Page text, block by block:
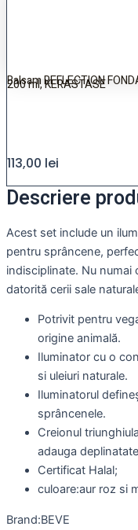
Balsam REFLECTION
200 ml, KERASTASE
113,00 lei
Descriere
Acest set include un
pentru sprâncene,
indisciplinate. Nu numai
datorită cerii sale
Potrivit pentru
origine animală.
Iluminator cu o
si uleiuri naturale.
Iluminatorul
sprâncenele.
Creionul
adauga
Certificat Halal;
culoare:aur roz si
Brand:BEVE